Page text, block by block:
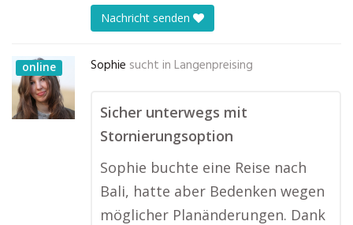
Nachricht senden
online Sophie sucht in Langenpreising
Sicher unterwegs mit
Stornierungsoption
Sophie buchte eine Reise nach
Bali, hatte aber Bedenken wegen
möglicher Planänderungen. Dank